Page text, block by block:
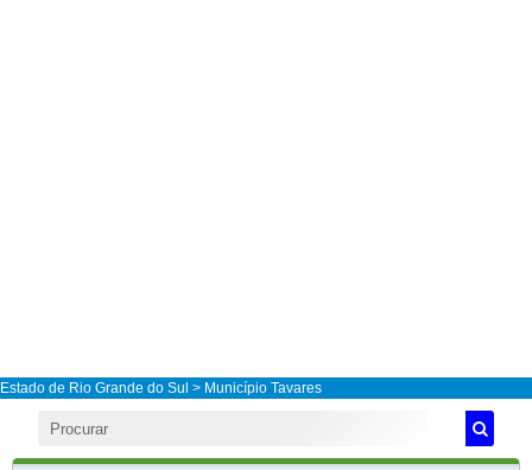
Estado de Rio Grande do Sul > Município Tavares